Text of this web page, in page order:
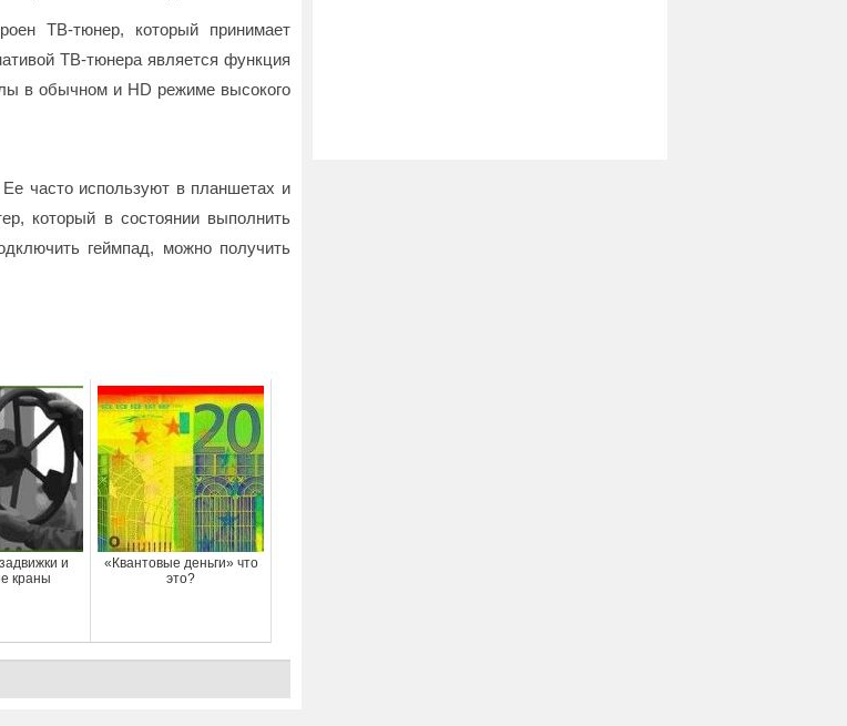
ТВ-тюнер, который принимает
ТВ-тюнера является функция
в обычном и HD режиме высокого
часто используют в планшетах и
который в состоянии выполнить
геймпад, можно получить
и
краны
«Квантовые деньги» что
это?